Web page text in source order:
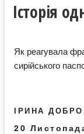
Історія
Як реагувала
сирійського
ІРИНА
20